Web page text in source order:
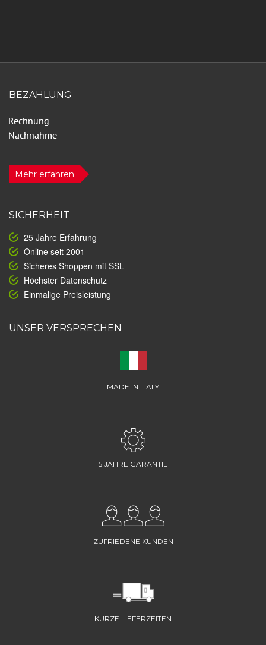
BEZAHLUNG
Mehr erfahren
SICHERHEIT
25 Jahre Erfahrung
Online seit 2001
Sicheres Shoppen mit SSL
Höchster Datenschutz
Einmalige Preisleistung
UNSER VERSPRECHEN
MADE IN ITALY
5 JAHRE GARANTIE
ZUFRIEDENE KUNDEN
KURZE LIEFERZEITEN